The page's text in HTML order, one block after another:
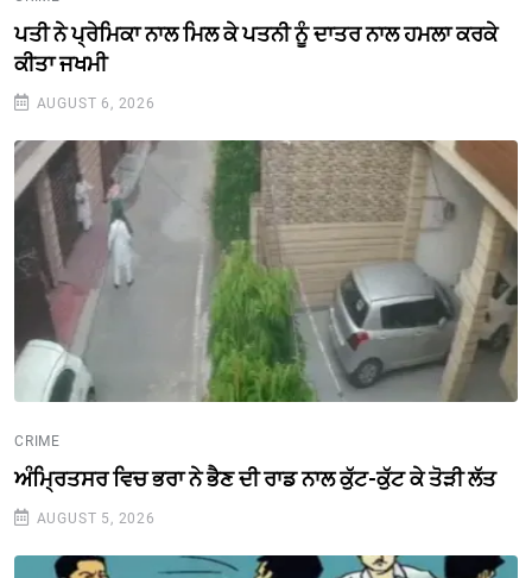
ਪਤੀ ਨੇ ਪ੍ਰੇਮਿਕਾ ਨਾਲ ਮਿਲ ਕੇ ਪਤਨੀ ਨੂੰ ਦਾਤਰ ਨਾਲ ਹਮਲਾ ਕਰਕੇ
ਕੀਤਾ ਜਖਮੀ
AUGUST 6, 2026
CRIME
ਅੰਮ੍ਰਿਤਸਰ ਵਿਚ ਭਰਾ ਨੇ ਭੈਣ ਦੀ ਰਾਡ ਨਾਲ ਕੁੱਟ-ਕੁੱਟ ਕੇ ਤੋੜੀ ਲੱਤ
AUGUST 5, 2026